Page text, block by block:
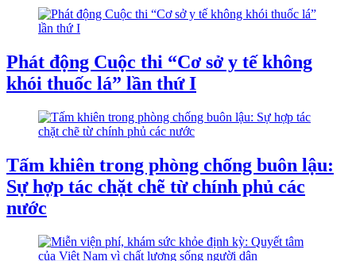
Phát động Cuộc thi “Cơ sở y tế không
khói thuốc lá” lần thứ I
Tấm khiên trong phòng chống buôn lậu:
Sự hợp tác chặt chẽ từ chính phủ các
nước